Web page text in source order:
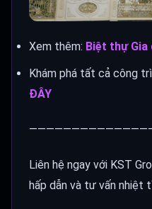
Xem thêm: Biệt thự Gia
Khám phá tất cả công
ĐÂY
Liên hệ ngay với KST
hấp dẫn và tư vấn nhiệt